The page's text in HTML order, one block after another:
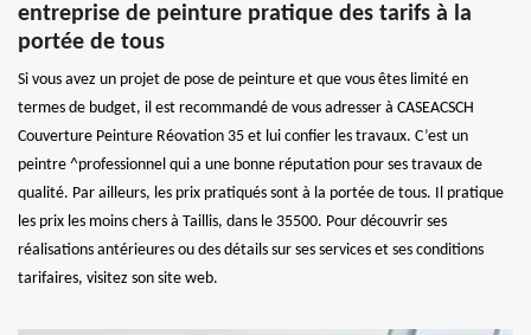
entreprise de peinture pratique des tarifs à la
portée de tous
Si vous avez un projet de pose de peinture et que vous êtes limité en
termes de budget, il est recommandé de vous adresser à CASEACSCH
Couverture Peinture Réovation 35 et lui confier les travaux. C’est un
peintre ^professionnel qui a une bonne réputation pour ses travaux de
qualité. Par ailleurs, les prix pratiqués sont à la portée de tous. Il pratique
les prix les moins chers à Taillis, dans le 35500. Pour découvrir ses
réalisations antérieures ou des détails sur ses services et ses conditions
tarifaires, visitez son site web.